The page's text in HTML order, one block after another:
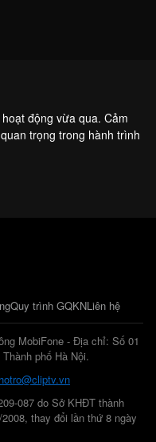
động vừa qua. Cảm
trọng trong hành trình
Quy trình GQKNLiên hệ
MobiFone - Địa chỉ: Số 01
phố Hà Nội.
hotro@cliptv.vn
087 do Sở KHĐT thành
thay đổi lần thứ 8 ngày